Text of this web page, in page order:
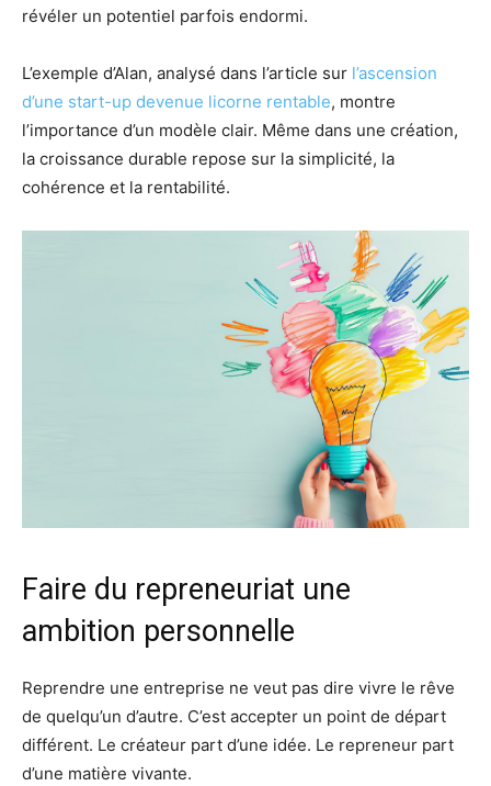
révéler un potentiel parfois endormi.
L’exemple d’Alan, analysé dans l’article sur l’ascension
d’une start-up devenue licorne rentable, montre
l’importance d’un modèle clair. Même dans une création,
la croissance durable repose sur la simplicité, la
cohérence et la rentabilité.
Faire du repreneuriat une
ambition personnelle
Reprendre une entreprise ne veut pas dire vivre le rêve
de quelqu’un d’autre. C’est accepter un point de départ
différent. Le créateur part d’une idée. Le repreneur part
d’une matière vivante.